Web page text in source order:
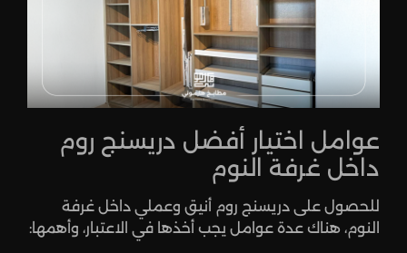
عوامل اختيار أفضل دريسنج روم
داخل غرفة النوم
للحصول على دريسنج روم أنيق وعملي داخل غرفة
النوم، هناك عدة عوامل يجب أخذها في الاعتبار، وأهمها: